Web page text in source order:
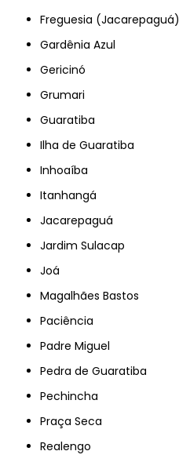
Freguesia (Jacarepaguá)
Gardênia Azul
Gericinó
Grumari
Guaratiba
Ilha de Guaratiba
Inhoaíba
Itanhangá
Jacarepaguá
Jardim Sulacap
Joá
Magalhães Bastos
Paciência
Padre Miguel
Pedra de Guaratiba
Pechincha
Praça Seca
Realengo